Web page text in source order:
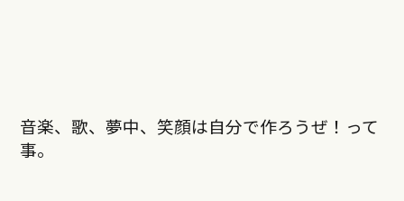
音楽、歌、夢中、笑顔は自分で作ろうぜ！って
事。